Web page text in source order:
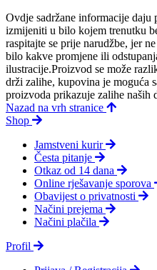
Ovdje sadržane informacije
izmijeniti u bilo kojem trenutku
raspitajte se prije narudžbe, jer
bilo kakve promjene ili
ilustracije.Proizvod se može
drži zalihe, kupovina je moguća
proizvoda prikazuje zalihe naših
Nazad na vrh stranice
Shop
Jamstveni kurir
Česta pitanje
Otkaz od 14 dana
Online rješavanje sporova
Obavijest o privatnosti
Načini prejema
Načini plačila
Profil